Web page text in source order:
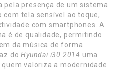
pela presença de um sistema
tela sensível ao toque,
com smartphones. A
é de qualidade, permitindo
da música de forma
doHyundai i30 2014 uma
valoriza a modernidade